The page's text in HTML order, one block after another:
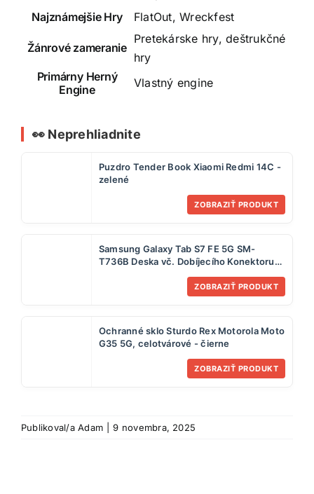
Najznámejšie Hry
FlatOut, Wreckfest
Žánrové zameranie
Pretekárske hry, deštrukčné
hry
Primárny Herný
Engine
Vlastný engine
👀 Neprehliadnite
Puzdro Tender Book Xiaomi Redmi 14C -
zelené
ZOBRAZIŤ PRODUKT
Samsung Galaxy Tab S7 FE 5G SM-
T736B Deska vč. Dobíjecího Konektoru
ZOBRAZIŤ PRODUKT
Ochranné sklo Sturdo Rex Motorola Moto
G35 5G, celotvárové - čierne
ZOBRAZIŤ PRODUKT
Publikoval/aAdam 9 novembra, 2025